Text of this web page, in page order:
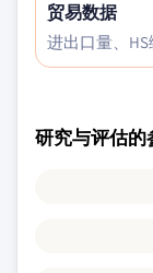
贸易数据
进出口量、
研究与评估的